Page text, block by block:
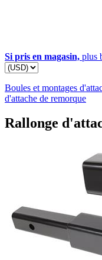
Si pris en magasin, plus
Boules et montages
d'attache de remorque
Rallonge